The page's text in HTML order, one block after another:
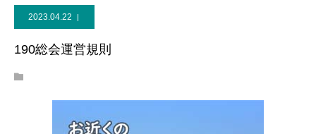
2023.04.22
190総会運営規則